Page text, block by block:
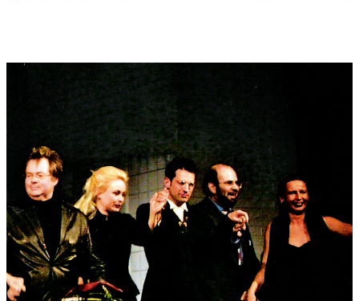
erzeugt, die packt" (Bernd Klempnow).
"Deutliche Zeichen für deutliche Musik" (Süddeutsche Zeitung
1.3.2004): "Einer, dessen Kreativität die Erwartungen von
Auftraggebern und Publikum integriert und der offenbar auch
den richtigen Riecher für gute Opernstoffe hat" hat sich
Schneider nun Hauptmanns "Bahnwärter Thiel" vorgeknöpft -
und prompt fragt man sich, weshalb vorher niemand auf diese
Idee gekommen ist? (Jörg Königsdorf)
"Bahnwärter Thiel" (Opera gazet 9.3.2004): "Diet nieuw werk
moet zeker andere theaters kunnen bereiken, want in
vergelijking met de meeste wereldcreaties is noch de inhoud
noch de muziek ondermaats" (W.V.) (Übersetzung: "Die neue
Oper sollte mit Sicherheit von anderen Theatern nachgespielt
werden, denn verglichen mit anderen Opernuraufführungen
ist weder der Inhalt noch die Musik dieses Werkes in
irgendeiner Weise beliebiges Mittelmaß")